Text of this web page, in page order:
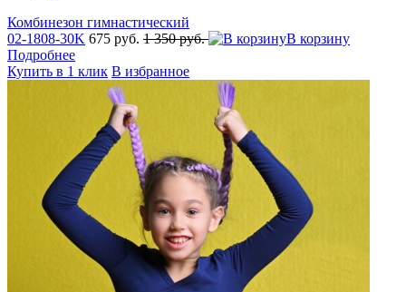
Комбинезон гимнастический
02-1808-30K 675 руб. 1 350 руб.
В корзину
Подробнее
Купить в 1 клик В избранное